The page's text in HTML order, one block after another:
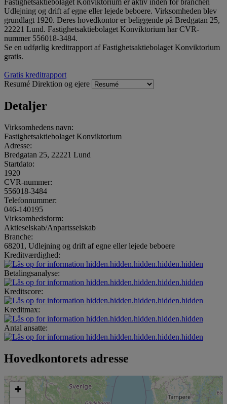
Udlejning og drift af egne eller lejede beboere. Virksomheden blev
grundlagt 1920. Deres hovedkontor er beliggende på Bredgatan 25,
22221 Lund. Fastighetsaktiebolaget Konviktorium har CVR-
nummer 556018-3484.
Se en udførlig kreditrapport af Fastighetsaktiebolaget Konviktorium
gratis.
Gratis kreditrapport
Resumé Direktion og ejere
Detaljer
Virksomhedens navn:
Fastighetsaktiebolaget Konviktorium
Adresse:
Bredgatan 25, 22221 Lund
Startdato:
1920
CVR-nummer:
556018-3484
Telefonnummer:
046-140195
Virksomhedsform:
Aktieselskab/Anpartsselskab
Branche:
68201, Udlejning og drift af egne eller lejede beboere
Kreditværdighed:
hidden.hidden.hidden.hidden.hidden
Betalingsanalyse:
hidden.hidden.hidden.hidden.hidden
Kreditscore:
hidden.hidden.hidden.hidden.hidden
Kreditmax:
hidden.hidden.hidden.hidden.hidden
Antal ansatte:
hidden.hidden.hidden.hidden.hidden
Hovedkontorets adresse
+